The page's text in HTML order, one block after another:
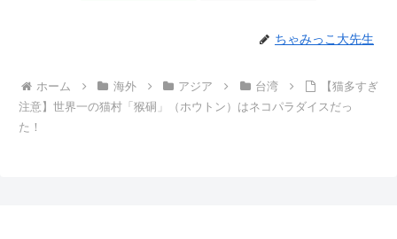
ちゃみっこ大先生
ホーム 海外 アジア 台湾
【猫多すぎ
注意】世界一の猫村「猴硐」（ホウトン）はネコパラダイスだっ
た！